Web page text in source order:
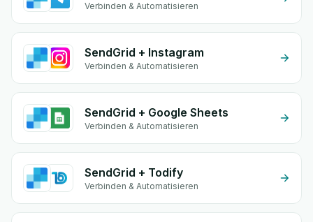
Verbinden & Automatisieren
SendGrid + Instagram
Verbinden & Automatisieren
SendGrid + Google Sheets
Verbinden & Automatisieren
SendGrid + Todify
Verbinden & Automatisieren